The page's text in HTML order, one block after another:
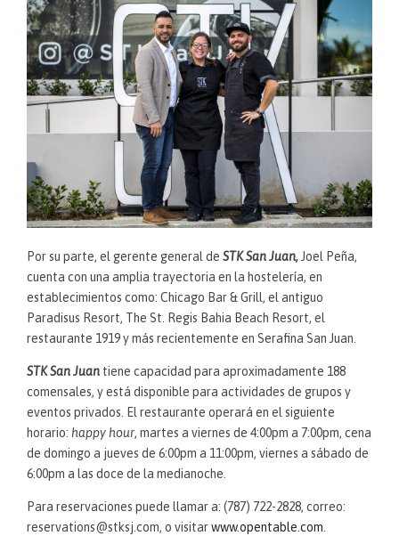
Por su parte, el gerente general de STK San Juan,Joel Peña,
cuenta con una amplia trayectoria en la hostelería, en
establecimientos como: Chicago Bar & Grill, el antiguo
Paradisus Resort, The St. Regis Bahia Beach Resort, el
restaurante 1919 y más recientemente en Serafina San Juan.
STK San Juan tiene capacidad para aproximadamente 188
comensales, y está disponible para actividades de grupos y
eventos privados. El restaurante operará en el siguiente
horario: happy hour, martes a viernes de 4:00pm a 7:00pm, cena
de domingo a jueves de 6:00pm a 11:00pm, viernes a sábado de
6:00pm a las doce de la medianoche.
Para reservaciones puede llamar a: (787) 722-2828, correo:
reservations@stksj.com, o visitarwww.opentable.com.